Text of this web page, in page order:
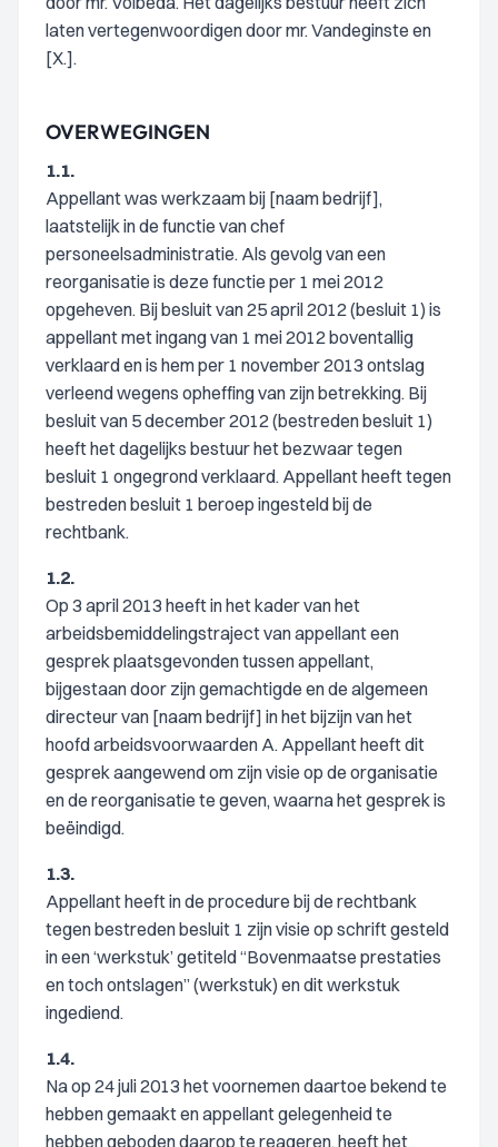
laten vertegenwoordigen door mr. Vandeginste en
[X.].
OVERWEGINGEN
1.1.
Appellant was werkzaam bij [naam bedrijf],
laatstelijk in de functie van chef
personeelsadministratie. Als gevolg van een
reorganisatie is deze functie per 1 mei 2012
opgeheven. Bij besluit van 25 april 2012 (besluit 1) is
appellant met ingang van 1 mei 2012 boventallig
verklaard en is hem per 1 november 2013 ontslag
verleend wegens opheffing van zijn betrekking. Bij
besluit van 5 december 2012 (bestreden besluit 1)
heeft het dagelijks bestuur het bezwaar tegen
besluit 1 ongegrond verklaard. Appellant heeft tegen
bestreden besluit 1 beroep ingesteld bij de
rechtbank.
1.2.
Op 3 april 2013 heeft in het kader van het
arbeidsbemiddelingstraject van appellant een
gesprek plaatsgevonden tussen appellant,
bijgestaan door zijn gemachtigde en de algemeen
directeur van [naam bedrijf] in het bijzijn van het
hoofd arbeidsvoorwaarden A. Appellant heeft dit
gesprek aangewend om zijn visie op de organisatie
en de reorganisatie te geven, waarna het gesprek is
beëindigd.
1.3.
Appellant heeft in de procedure bij de rechtbank
tegen bestreden besluit 1 zijn visie op schrift gesteld
in een ‘werkstuk’ getiteld “Bovenmaatse prestaties
en toch ontslagen” (werkstuk) en dit werkstuk
ingediend.
1.4.
Na op 24 juli 2013 het voornemen daartoe bekend te
hebben gemaakt en appellant gelegenheid te
hebben geboden daarop te reageren, heeft het